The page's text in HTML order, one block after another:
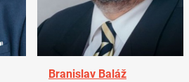
Branislav Baláž